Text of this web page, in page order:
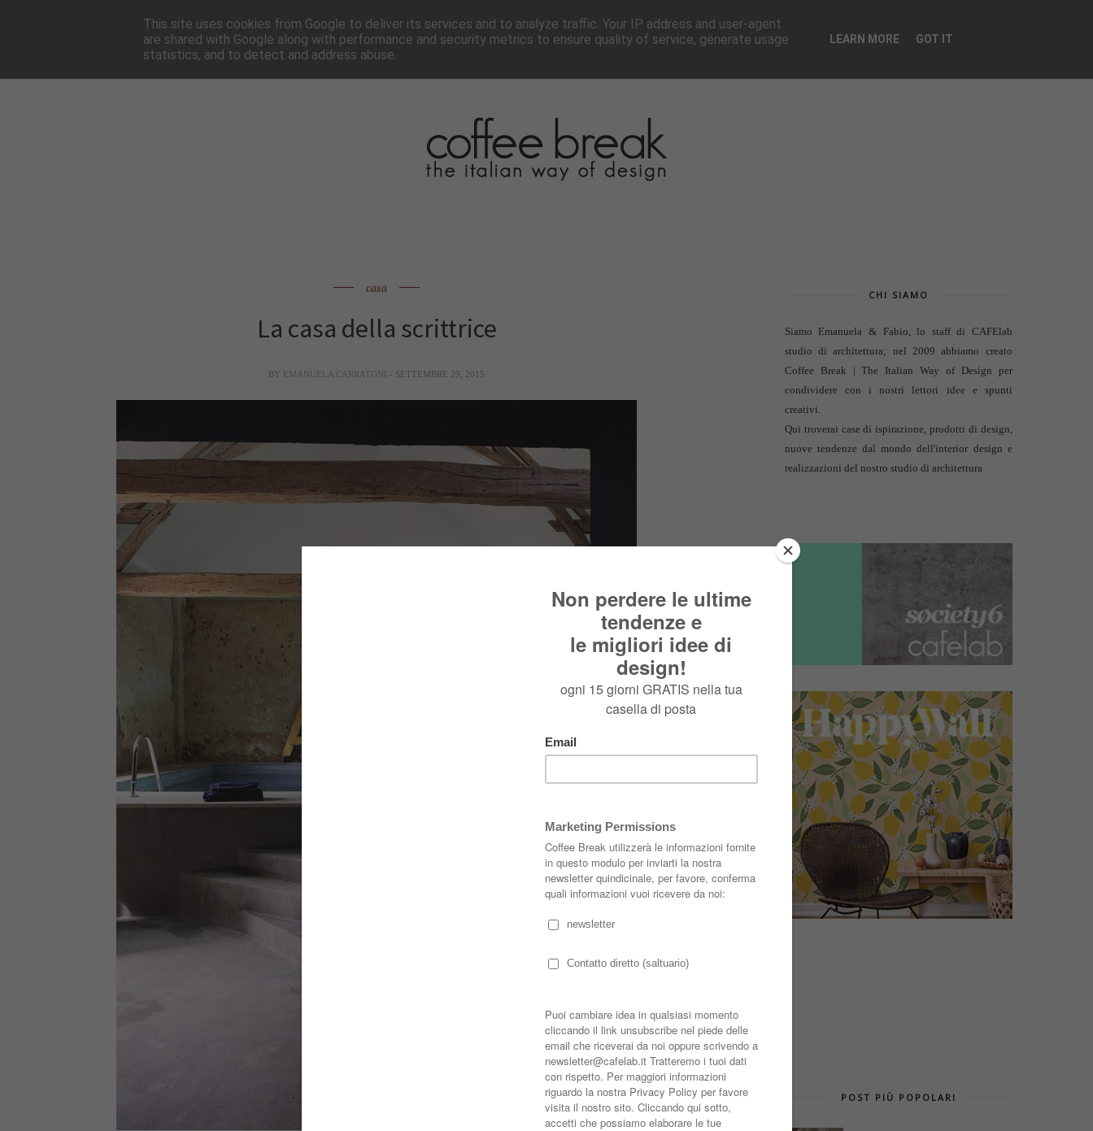
HOME NEWSLETTER CHI SIAMO▼ PAGINE▼ COLLABORA PRESS CONTATTI
casa
La casa della scrittrice
BY EMANUELA CARRATONI - SETTEMBRE 29, 2015
CHI SIAMO
Siamo Emanuela & Fabio, lo staff di CAFElab
studio di architettura; nel 2009 abbiamo creato
Coffee Break | The Italian Way of Design per
condividere con i nostri lettori idee e spunti
creativi.
Qui troverai case di ispirazione, prodotti di design,
nuove tendenze dal mondo dell'interior design e
realizzazioni del nostro studio di architettura
POST PIÙ POPOLARI
This site uses cookies from Google to deliver its services and to analyze traffic. Your IP address and user-agent
are shared with Google along with performance and security metrics to ensure quality of service, generate usage
statistics, and to detect and address abuse.
LEARN MORE GOT IT